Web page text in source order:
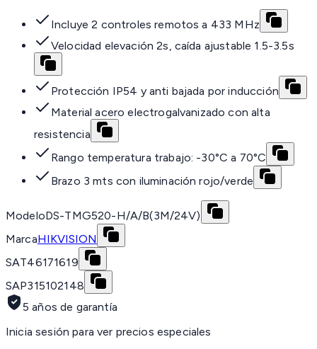
Incluye 2 controles remotos a 433 MHz
Velocidad elevación 2s, caída ajustable 1.5-3.5s
Protección IP54 y anti bajada por inducción
Material acero electrogalvanizado con alta
resistencia
Rango temperatura trabajo: -30°C a 70°C
Brazo 3 mts con iluminación rojo/verde
ModeloDS-TMG520-H/A/B(3M/24V)
MarcaHIKVISION
SAT46171619
SAP315102148
5 años de garantía
Inicia sesión para ver precios especiales